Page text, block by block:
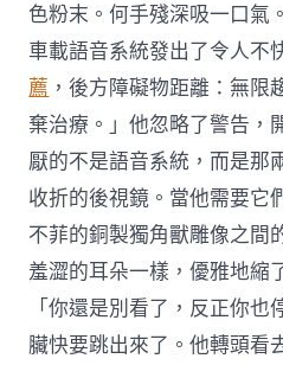
色粉末。何手殘深吸一口氣
車載語音系統發出了令人不
薦 ，後方障礙物距離：無
棄治療。」他忽略了警告，
厭的不是語音系統，而是那
收折的後視鏡。當他需要它
不菲的銅製獨角獸雕像之間
羞澀的耳朵一樣，優雅地縮
「你還是別看了，反正你
臟快要跳出來了。他轉頭看